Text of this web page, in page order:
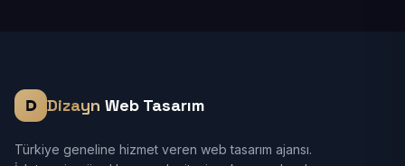
Dizayn Web Tasarım
Türkiye geneline hizmet veren web tasarım ajansı.